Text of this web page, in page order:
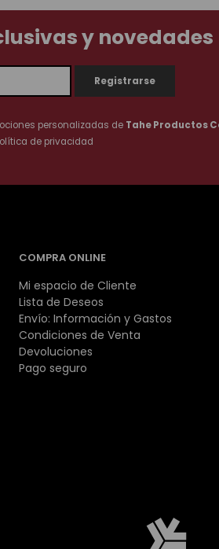
y novedades
personalizadas de Tahe Productos
de privacidad
COMPRA ONLINE
Mi espacio de Cliente
Lista de Deseos
Envío: Información y Gastos
Condiciones de Venta
Devoluciones
Pago seguro